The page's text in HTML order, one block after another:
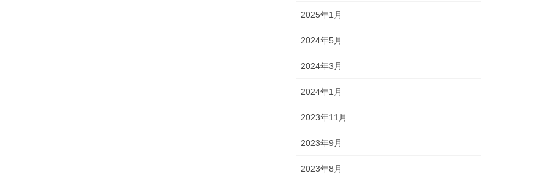
2025年1月
2024年5月
2024年3月
2024年1月
2023年11月
2023年9月
2023年8月